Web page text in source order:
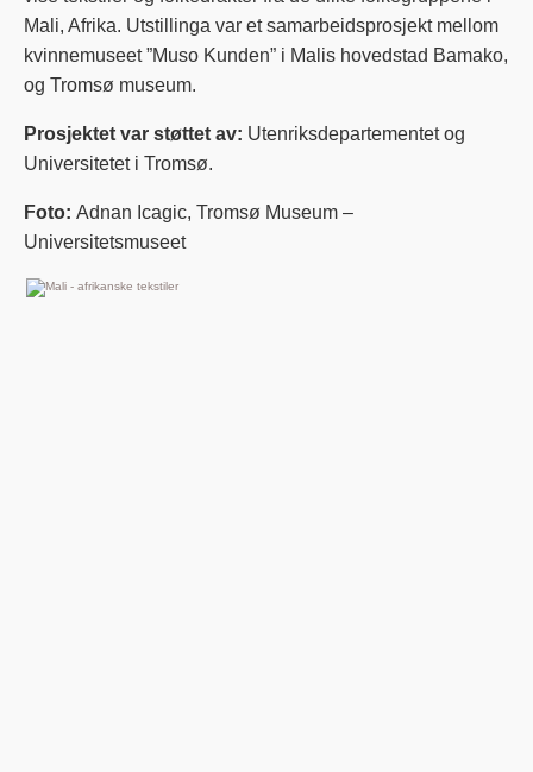
Mali, Afrika. Utstillinga var et samarbeidsprosjekt mellom
kvinnemuseet ”Muso Kunden” i Malis hovedstad Bamako,
og Tromsø museum.
Prosjektet var støttet av: Utenriksdepartementet og
Universitetet i Tromsø.
Foto: Adnan Icagic, Tromsø Museum –
Universitetsmuseet